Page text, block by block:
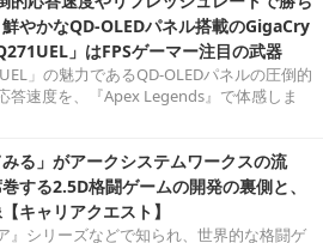
やかなQD-OLEDパネル搭載のGigaCry
」はFPSゲーマー注目の武器
」の魅力であるQD-OLEDパネルの圧倒的
答速度を、『Apex Legends』で体感しま
みる」がアークシステムワークスの流
する2.5D格闘ゲームの開発の裏側と、
キャリアクエスト】
』シリーズなどで知られ、世界的な格闘ゲ